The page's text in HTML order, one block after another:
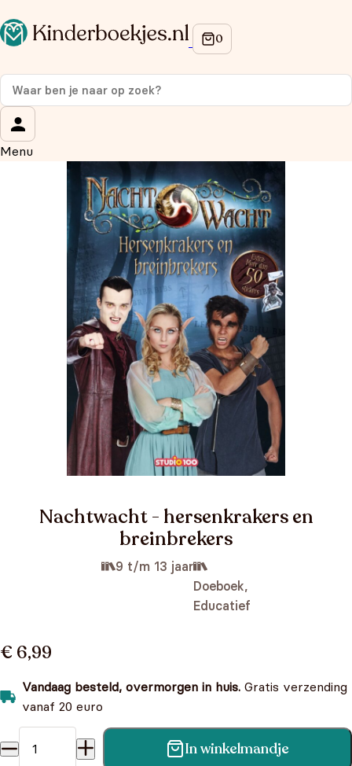
Menu
Nachtwacht - hersenkrakers en
breinbrekers
9 t/m 13 jaar
Doeboek,
Educatief
€ 6,99
Vandaag besteld, overmorgen in huis. Gratis verzending
vanaf 20 euro
Nachtwacht - hersenkrakers en breinbrekers aantal
In winkelmandje
Op de hoogte blijven van onze acties?
Meld je aan voor onze nieuwsbrief en ontvang
korting
Wat is je voornaam?
Wat is je e-mailadres?*
Aanmelden
We gebruiken je gegevens om contact op te nemen, in
overeenstemming met ons privacybeleid.